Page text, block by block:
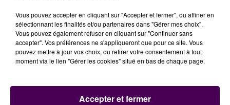
À LA UNE
Vous pouvez accepter en cliquant sur "Accepter et fermer", ou affiner en
sélectionnant les finalités et/ou partenaires dans "Gérer mes choix".
Vous pouvez également refuser en cliquant sur "Continuer sans
accepter". Vos préférences ne s'appliqueront que pour ce site. Vous
pouvez mettre à jour vos choix, ou retirer votre consentement à tout
moment via le lien "Gérer les cookies" situé en bas de chaque page.
Accepter et fermer